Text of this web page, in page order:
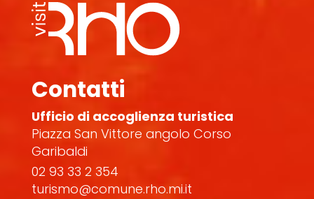
Contatti
Ufficio di accoglienza turistica
Piazza San Vittore angolo Corso
Garibaldi
02 93 33 2 354
turismo@comune.rho.mi.it